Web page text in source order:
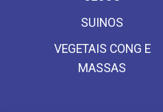
SUINOS
VEGETAIS CONG E
MASSAS